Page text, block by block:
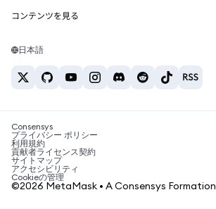
Web3サービス
サポート
キャリア
お問い合わせ
Tetherの価格
USDT→INR
BTC→INR
ETH→USDT
ETHの購入
USDTの購入
SHIBの購入
BNBの購入
コンテンツを見る
Solanaウォレット
税制関連ニュース
暗号資産の購入方法は？
ビットコインを売るには？
日本語
Consensys
プライバシー ポリシー
利用規約
貢献者ライセンス契約
サイトマップ
アクセシビリティ
Cookieの管理
©2026 MetaMask • A Consensys Formation